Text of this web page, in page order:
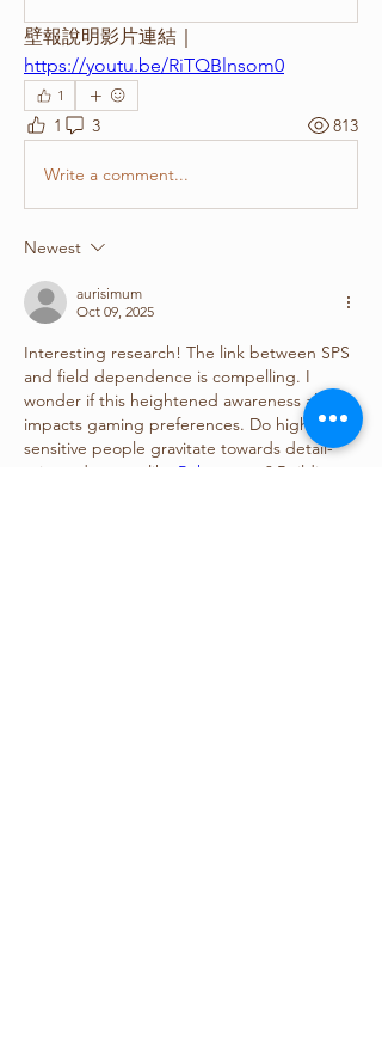
壁報說明影片連結｜
https://youtu.be/RiTQBlnsom0
1
1 3 813
Write a comment...
Newest
aurisimum
Oct 09, 2025
Interesting research! The link between SPS
and field dependence is compelling. I
wonder if this heightened awareness also
impacts gaming preferences. Do highly
sensitive people gravitate towards detail-
oriented games like Pokerogue
? Building a